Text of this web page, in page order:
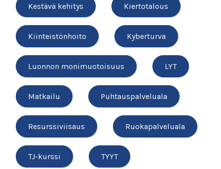
Kestävä kehitys Kiertotalous
Kiinteistönhoito Kyberturva
Luonnon monimuotoisuus LYT
Matkailu Puhtauspalveluala
Resurssiviisaus Ruokapalveluala
TJ-kurssi TYYT